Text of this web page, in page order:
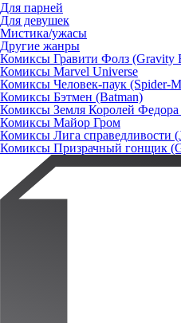
Для парней
Для девушек
Мистика/ужасы
Другие жанры
Комиксы Гравити Фолз (Gravity
Комиксы Marvel Universe
Комиксы Человек-паук (Spider-
Комиксы Бэтмен (Batman)
Комиксы Земля Королей
Комиксы Майор Гром
Комиксы Лига справедливости
Комиксы Призрачный гонщик